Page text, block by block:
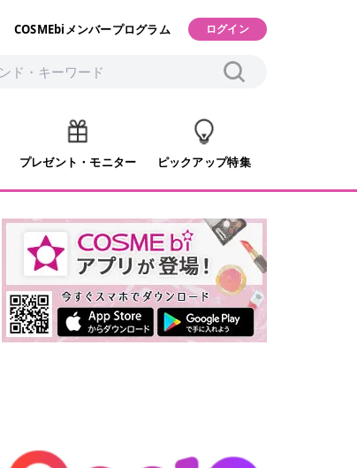
COSMEbiメンバープログラム ログイン
プレゼント・モニター ピックアップ特集